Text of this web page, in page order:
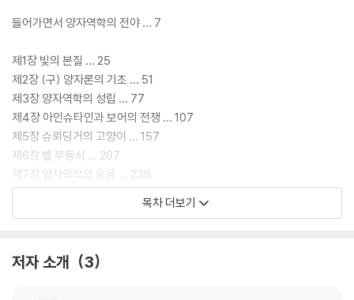
들어가면서 양자역학의 전야 … 7
제1장 빛의 본질 … 25
제2장 (구) 양자론의 기초 … 51
제3장 양자역학의 성립 … 77
제4장 아인슈타인과 보어의 전쟁 … 107
제5장 슈뢰딩거의 고양이 … 157
제6장 벨 부등식 … 207
제7장 양자역학의 응용 … 239
나가면서 주요인물 살펴보기 … 279
목차 더보기
저자 소개 3